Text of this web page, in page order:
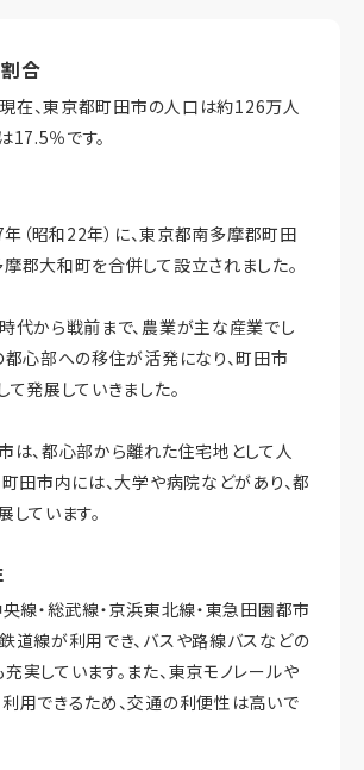
合
在、東京都町田市の人口は約126万人
17.5％です。
（昭和22年）に、東京都南多摩郡町田
郡大和町を合併して設立されました。
代から戦前まで、農業が主な産業でし
都心部への移住が活発になり、町田市
て発展していきました。
は、都心部から離れた住宅地として人
町田市内には、大学や病院などがあり、都
しています。
線・総武線・京浜東北線・東急田園都市
道線が利用でき、バスや路線バスなどの
実しています。また、東京モノレールや
用できるため、交通の利便性は高いで